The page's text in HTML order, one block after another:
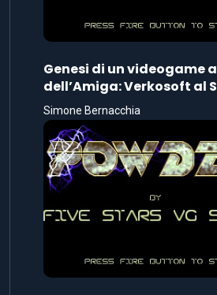
Genesi di un videogame
dell’Amiga: Verkosoft al
Simone Bernacchia